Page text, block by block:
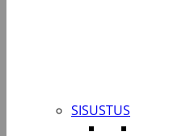
SISUSTUS